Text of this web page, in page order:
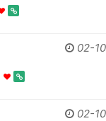
02-10
02-10